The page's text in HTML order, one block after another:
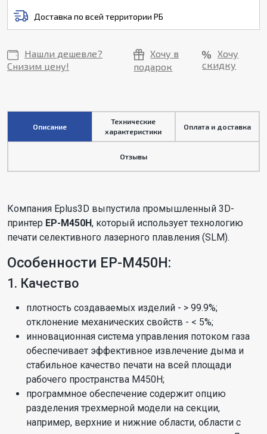
Доставка по всей территории РБ
Нашли дешевле?
Снизим цену!
Хочу в
подарок
Хочу
скидку
Описание
Технические
характеристики
Оплата и доставка
Отзывы
Компания Eplus3D выпустила промышленный 3D-
принтер EP-M450H, который использует технологию
печати селективного лазерного плавления (SLM).
Особенности EP-M450H:
1. Качество
плотность создаваемых изделий - > 99.9%;
отклонение механических свойств - < 5%;
инновационная система управления потоком газа
обеспечивает эффективное извлечение дыма и
стабильное качество печати на всей площади
рабочего пространства M450H;
программное обеспечение содержит опцию
разделения трехмерной модели на секции,
например, верхние и нижние области, области с